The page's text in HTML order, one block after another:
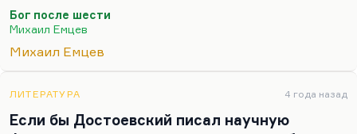
форма самоорганизации, но она свидетельствует
о болезни общества, а не только сектантов, она
свидетельствует о болезни церкви, но прежде
«Притворяшки» (так назывался «Бог после
шести», ещё у него есть второе название) — это не
Бог после шести
Михаил Емцев
Михаил Емцев
ЛИТЕРАТУРА 4 года назад
Если бы Достоевский писал научную